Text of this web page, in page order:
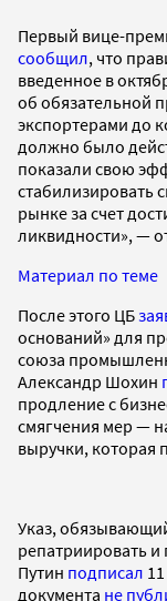
Первый вице-
сообщил, что
введенное в
об обязательной
экспортерами до
должно было
показали свою
стабилизировать
рынке за счет
ликвидности», —
Материал по теме
После этого ЦБ
оснований» для
союза
Александр Шохин
продление с
смягчения мер —
выручки, которая
Указ,
репатриировать и
Путин подписал
документа не